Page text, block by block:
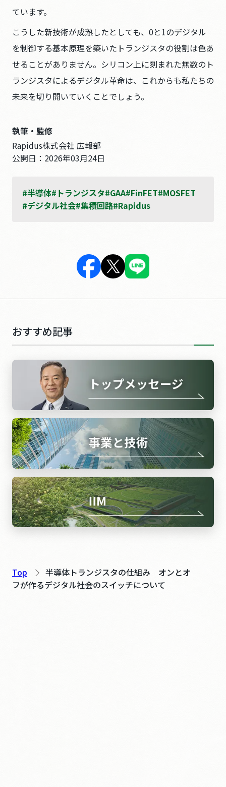
ています。
こうした新技術が成熟したとしても、0と1のデジタル
を制御する基本原理を築いたトランジスタの役割は色あ
せることがありません。シリコン上に刻まれた無数のト
ランジスタによるデジタル革命は、これからも私たちの
未来を切り開いていくことでしょう。
執筆・監修
Rapidus株式会社 広報部
公開日： 2026年03月24日
#半導体#トランジスタ#GAA#FinFET#MOSFET
#デジタル社会#集積回路#Rapidus
おすすめ記事
Top
半導体トランジスタの仕組み オンとオ
フが作るデジタル社会のスイッチについて